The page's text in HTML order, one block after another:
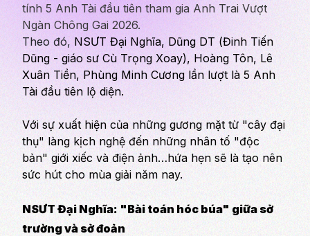
tính 5 Anh Tài đầu tiên tham gia Anh Trai Vượt
Ngàn Chông Gai 2026.
Theo đó, NSƯT Đại Nghĩa, Dũng DT (Đinh Tiến
Dũng - giáo sư Cù Trọng Xoay), Hoàng Tôn, Lê
Xuân Tiền, Phùng Minh Cương lần lượt là 5 Anh
Tài đầu tiên lộ diện.
Với sự xuất hiện của những gương mặt từ "cây đại
thụ" làng kịch nghệ đến những nhân tố "độc
bản" giới xiếc và điện ảnh…hứa hẹn sẽ là tạo nên
sức hút cho mùa giải năm nay.
NSƯT Đại Nghĩa: "Bài toán hóc búa" giữa sở
trường và sở đoản